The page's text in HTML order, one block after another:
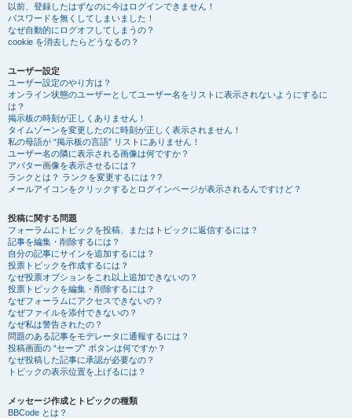
以前、登録したはずなのに今はログインできません！
パスワードを無くしてしまいました！
なぜ自動的にログオフしてしまうの？
cookie を消去したらどうなるの？
ユーザー設定
ユーザー設定のやり方は？
オンライン状態のユーザーとしてユーザー名をリストに表示されないようにするに
は？
掲示板の時刻が正しくありません！
タイムゾーンを変更したのに時刻が正しく表示されません！
私の母語が “掲示板の言語” リストにありません！
ユーザー名の隣に表示される画像は何ですか？
アバター画像を表示させるには？
ランクとは？ ランクを変更するには？?
メールアイコンをクリックするとログインページが表示されるんですけど？
投稿に関する問題
フォーラムにトピックを投稿、またはトピックに返信するには？
記事を編集・削除するには？
自分の記事にサインを追加するには？
投票トピックを作成するには？
なぜ投票オプションをこれ以上追加できないの？
投票トピックを編集・削除するには？
なぜフォーラムにアクセスできないの？
なぜファイルを添付できないの？
なぜ私は警告されたの？
問題のある記事をモデレータに通報するには？
投稿画面の “セーブ” ボタンは何ですか？
なぜ投稿した記事に承認が必要なの？
トピックの表示位置を上げるには？
メッセージ作成とトピックの種類
BBCode とは？